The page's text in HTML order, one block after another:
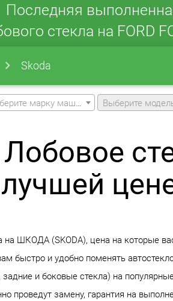
Последняя
стекла на FORD
Skoda
Выберите марку машины Выберите
лучшей
ШКОДА (SKODA), цена на которые
быстро и удобно поменять
задние и боковые стекла) на
проведут замену, гарантия на